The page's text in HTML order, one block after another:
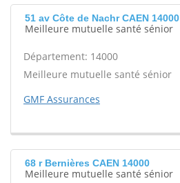
51 av Côte de Nachr CAEN 14000
Meilleure mutuelle santé sénior
Département: 14000
Meilleure mutuelle santé sénior
GMF Assurances
68 r Bernières CAEN 14000
Meilleure mutuelle santé sénior